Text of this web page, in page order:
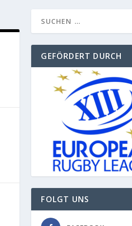
GEFÖRDERT DURCH
FOLGT UNS